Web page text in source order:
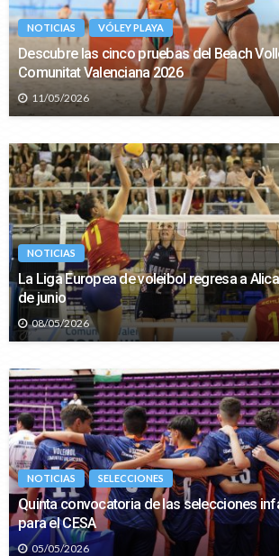
NOTICIAS VÓLEY PLAYA
Descubre las cinco pruebas del Beach
Comunitat Valenciana 2026
11/05/2026
NOTICIAS
La Liga Europea de voleibol regresa a
de junio
08/05/2026
NOTICIAS SELECCIONES
Quinta convocatoria de las selecciones
para el CESA
05/05/2026